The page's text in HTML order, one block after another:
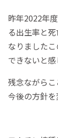
昨年2022年
る出生率と
なりました
できないと感
残念ながら
今後の方針を